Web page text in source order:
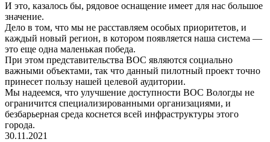
И это, казалось бы, рядовое оснащение имеет для нас большое
значение.
Дело в том, что мы не расставляем особых приоритетов, и
каждый новый регион, в котором появляется наша система —
это еще одна маленькая победа.
При этом представительства ВОС являются социально
важными объектами, так что данный пилотный проект точно
принесет пользу нашей целевой аудитории.
Мы надеемся, что улучшение доступности ВОС Вологды не
ограничится специализированными организациями, и
безбарьерная среда коснется всей инфраструктуры этого
города.
30.11.2021